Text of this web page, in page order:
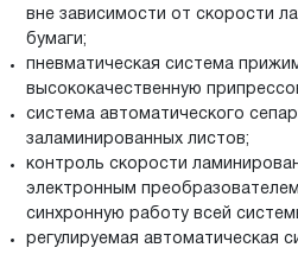
вне зависимости от скорости
бумаги;
пневматическая система
высококачественную
система автоматического
заламинированных листов;
контроль скорости
электронным
синхронную работу всей
регулируемая автоматическая